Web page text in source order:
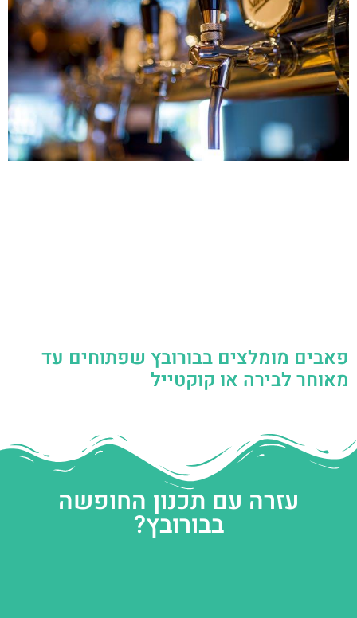
פאבים מומלצים בבורובץ שפתוחים עד
מאוחר לבירה או קוקטייל
עזרה עם תכנון החופשה
בבורובץ?